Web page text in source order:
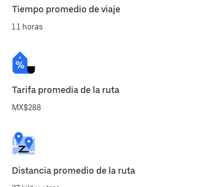
Tiempo promedio de viaje
1.1 horas
Tarifa promedia de la ruta
MX$288
Distancia promedio de la ruta